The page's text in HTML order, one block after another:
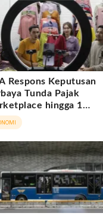
Respons Keputusan
Tunda Pajak
hingga 1
2026